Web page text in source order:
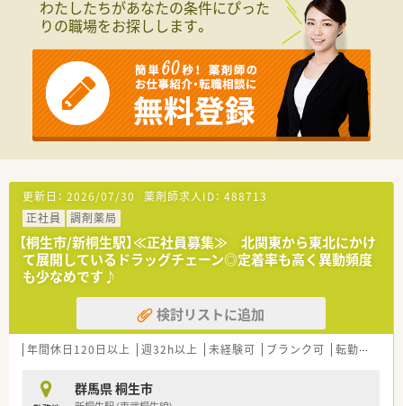
■全国・広域・都道府県限定コースの方には充実の住宅補助制度
が適用されます。
■住居は法人契約なので初期費用時の自己負担はほとんどあり
ません。
■産育休からの復帰率は95%以上！時短勤務はお子様が小学3年
生終了時まで。
■年間休日は120日以上で様々な休暇制度の用意あり。
■最新機器の導入やメディカルリスクコントローラー制度を導
入し、調剤過誤防止に向けた取り組みにも積極的です。
■マネジメント型と専門性追求型のキャリアパスが目指せる環
■家族やプライベートを大事にしながら働きたい方、キャリアを
磨きたい方皆様にお勧めです。
わたしたちがあなたの条件にぴった
りの職場をお探しします。
更新日： 2026/07/30 薬剤師求人ID： 488713
正社員
調剤薬局
【桐生市/新桐生駅】≪正社員募集≫ 北関東から東北にかけ
て展開しているドラッグチェーン◎定着率も高く異動頻度
も少なめです♪
検討リストに追加
年間休日120日以上 週32h以上 未経験可 ブランク可 転勤なし
群馬県 桐生市